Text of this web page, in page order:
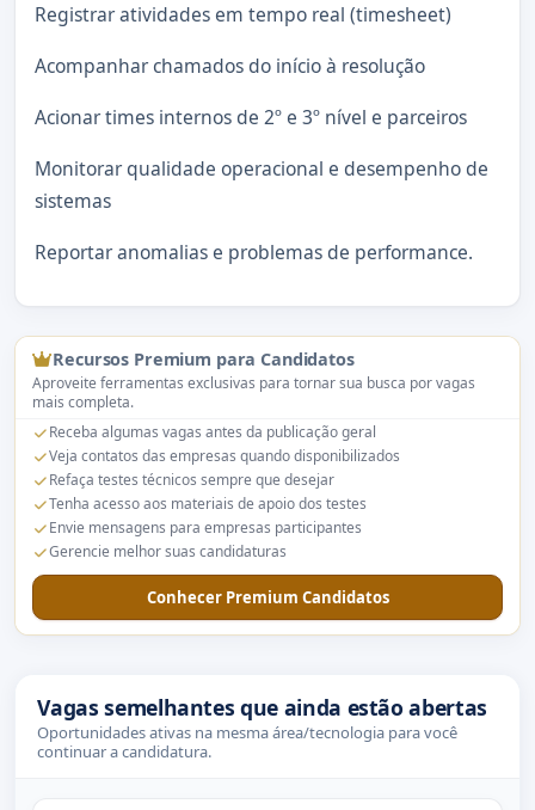
Registrar atividades em tempo real (timesheet)
Acompanhar chamados do início à resolução
Acionar times internos de 2º e 3º nível e parceiros
Monitorar qualidade operacional e desempenho de
sistemas
Reportar anomalias e problemas de performance.
Recursos Premium para Candidatos
Aproveite ferramentas exclusivas para tornar sua busca por vagas
mais completa.
Receba algumas vagas antes da publicação geral
Veja contatos das empresas quando disponibilizados
Refaça testes técnicos sempre que desejar
Tenha acesso aos materiais de apoio dos testes
Envie mensagens para empresas participantes
Gerencie melhor suas candidaturas
Conhecer Premium Candidatos
Vagas semelhantes que ainda estão abertas
Oportunidades ativas na mesma área/tecnologia para você
continuar a candidatura.